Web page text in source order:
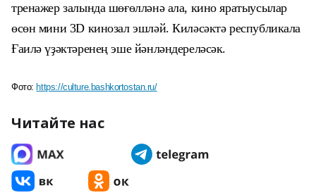
тренажер залында шөғөлләнә ала, кино яратыусылар
өсөн мини 3D кинозалэшләй. Киләсәктә республикала
Ғаилә үҙәктәренең эше йәнләндереләсәк.
Фото: https://culture.bashkortostan.ru/
Читайте нас